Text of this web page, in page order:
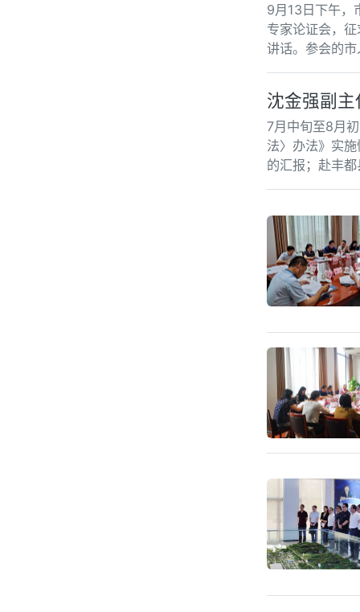
9月13日下午，
专家论证会，
讲话。参会的
沈金强副
7月中旬至8月
法〉办法》实
的汇报；赴丰